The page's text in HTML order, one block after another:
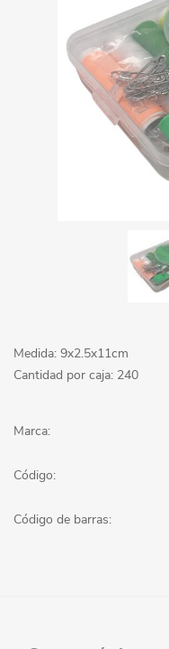
Medida: 9x2.5x11cm
Cantidad por caja: 240
Marca:
Código:
Código de barras: